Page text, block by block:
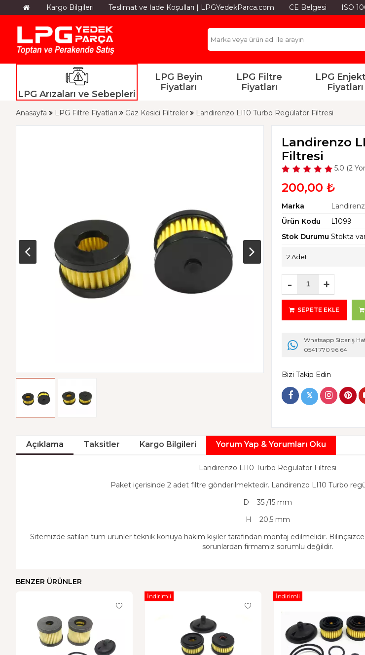
Kargo Bilgileri Teslimat ve İade Koşulları | LPGYedekParca.com CE Belgesi ISO
LPG Arızaları ve Sebepleri
LPG Beyin
Fiyatları
LPG Filtre
Fiyatları
LPG
Fiyatları
Anasayfa LPG Filtre Fiyatları Gaz Kesici Filtreler Landirenzo LI10 Turbo Regülatör Filtresi
Landirenzo
Filtresi
5.0 (2
200,00 ₺
Marka
Ürün Kodu
L1099
Stok Durumu Stokta
2 Adet
- +
SEPETE EKLE
Whatsapp Sipariş
0541 770 96 64
Bizi Takip Edin
𝕏
Açıklama Taksitler Kargo Bilgileri Yorum Yap & Yorumları Oku
Landirenzo LI10 Turbo Regülatör Filtresi
Paket içerisinde 2 adet filtre gönderilmektedir. Landirenzo LI10 Turbo
D 35 /15 mm
H 20,5 mm
Sitemizde satılan tüm ürünler teknik konuya hakim kişiler tarafından montaj edilmelidir. Bilinçsizce
sorunlardan firmamız sorumlu değildir.
BENZER ÜRÜNLER
İndirimli İndirimli